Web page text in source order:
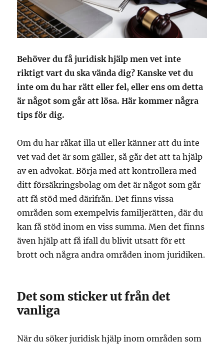
Behöver du få juridisk hjälp men vet inte
riktigt vart du ska vända dig? Kanske vet du
inte om du har rätt eller fel, eller ens om detta
är något som går att lösa. Här kommer några
tips för dig.
Om du har råkat illa ut eller känner att du inte
vet vad det är som gäller, så går det att ta hjälp
av en advokat. Börja med att kontrollera med
ditt försäkringsbolag om det är något som går
att få stöd med därifrån. Det finns vissa
områden som exempelvis familjerätten, där du
kan få stöd inom en viss summa. Men det finns
även hjälp att få ifall du blivit utsatt för ett
brott och några andra områden inom juridiken.
Det som sticker ut från det
vanliga
När du söker juridisk hjälp inom områden som